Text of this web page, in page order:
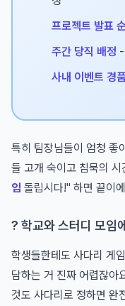
프로젝트 발표
주간 당직 배정
사내 이벤트 경
특히 팀장님들이 엄청 좋
들 고개 숙이고 침묵의
임 돌립시다!" 하면 끝이
? 학교와 스터디 모임
학생들한테도 사다리 게
담하는 거 진짜 어렵잖아
것도 사다리로 정하면 완